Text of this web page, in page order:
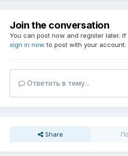
Join the conversation
You can post now and register later.
sign in now to post with your account.
Ответить в тему...
Share